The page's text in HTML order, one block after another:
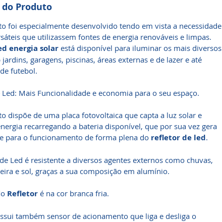
Produto
foi especialmente desenvolvido tendo em vista a necessidade
que utilizassem fontes de energia renováveis e limpas.
energia solar está disponível para iluminar os mais diversos
garagens, piscinas, áreas externas e de lazer e até
futebol.
Mais Funcionalidade e economia para o seu espaço.
dispõe de uma placa fotovoltaica que capta a luz solar e
recarregando a bateria disponível, que por sua vez gera
para o funcionamento de forma plena do refletor de led.
Led é resistente a diversos agentes externos como chuvas,
e sol, graças a sua composição em alumínio.
Refletor é na cor branca fria.
também sensor de acionamento que liga e desliga o